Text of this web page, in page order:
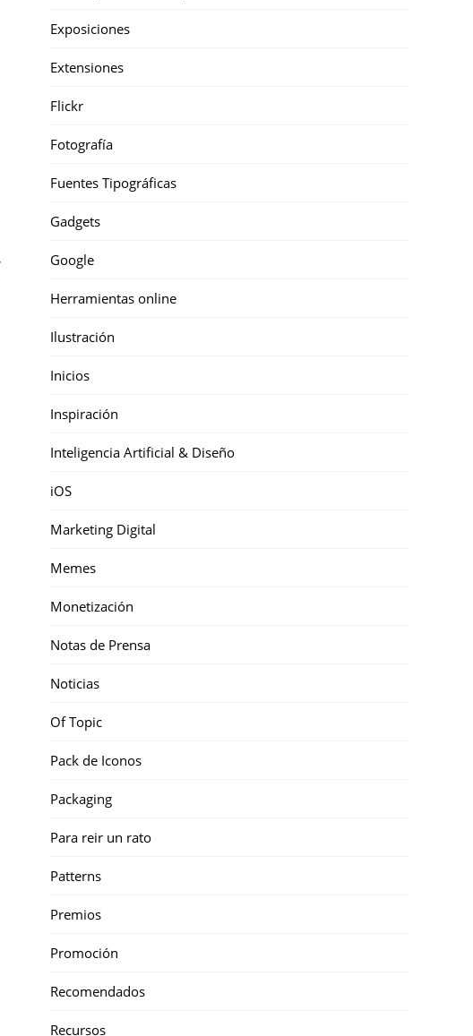
Exposiciones
Extensiones
Flickr
Fotografía
Fuentes Tipográficas
Gadgets
Google
Herramientas online
Ilustración
Inicios
Inspiración
Inteligencia Artificial & Diseño
iOS
Marketing Digital
Memes
Monetización
Notas de Prensa
Noticias
Of Topic
Pack de Iconos
Packaging
Para reir un rato
Patterns
Premios
Promoción
Recomendados
Recursos